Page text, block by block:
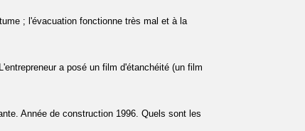
; l'évacuation fonctionne très mal et à la
a posé un film d'étanchéité (un film
Année de construction 1996. Quels sont les